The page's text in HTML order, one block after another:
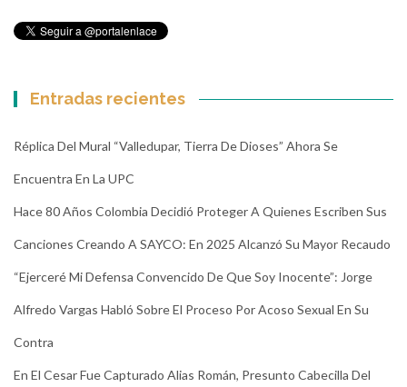
Entradas recientes
Réplica Del Mural “Valledupar, Tierra De Dioses” Ahora Se
Encuentra En La UPC
Hace 80 Años Colombia Decidió Proteger A Quienes Escriben Sus
Canciones Creando A SAYCO: En 2025 Alcanzó Su Mayor Recaudo
“Ejerceré Mi Defensa Convencido De Que Soy Inocente”: Jorge
Alfredo Vargas Habló Sobre El Proceso Por Acoso Sexual En Su
Contra
En El Cesar Fue Capturado Alias Román, Presunto Cabecilla Del